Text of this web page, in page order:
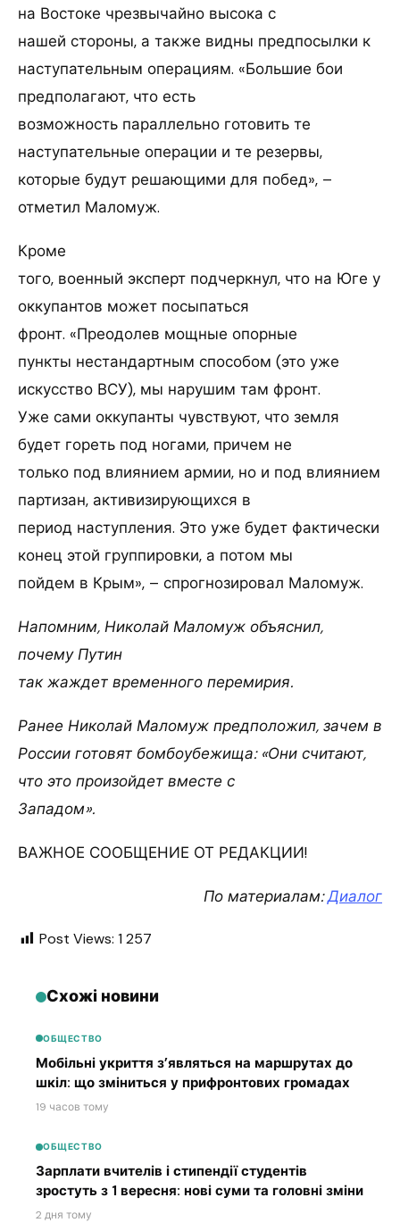
на Востоке чрезвычайно высока с
нашей стороны, а также видны предпосылки к
наступательным операциям. «Большие бои
предполагают, что есть
возможность параллельно готовить те
наступательные операции и те резервы,
которые будут решающими для побед», –
отметил Маломуж.
Кроме
того, военный эксперт подчеркнул, что на Юге у
оккупантов может посыпаться
фронт. «Преодолев мощные опорные
пункты нестандартным способом (это уже
искусство ВСУ), мы нарушим там фронт.
Уже сами оккупанты чувствуют, что земля
будет гореть под ногами, причем не
только под влиянием армии, но и под влиянием
партизан, активизирующихся в
период наступления. Это уже будет фактически
конец этой группировки, а потом мы
пойдем в Крым», – спрогнозировал Маломуж.
Напомним, Николай Маломуж объяснил,
почему Путин
так жаждет временного перемирия.
Ранее Николай Маломуж предположил, зачем в
России готовят бомбоубежища: «Они считают,
что это произойдет вместе с
Западом».
ВАЖНОЕ СООБЩЕНИЕ ОТ РЕДАКЦИИ!
По материалам:Диалог
Post Views: 1 257
Схожі новини
ОБЩЕСТВО
Мобільні укриття з’являться на маршрутах до
шкіл: що зміниться у прифронтових громадах
19 часов тому
ОБЩЕСТВО
Зарплати вчителів і стипендії студентів
зростуть з 1 вересня: нові суми та головні зміни
2 дня тому